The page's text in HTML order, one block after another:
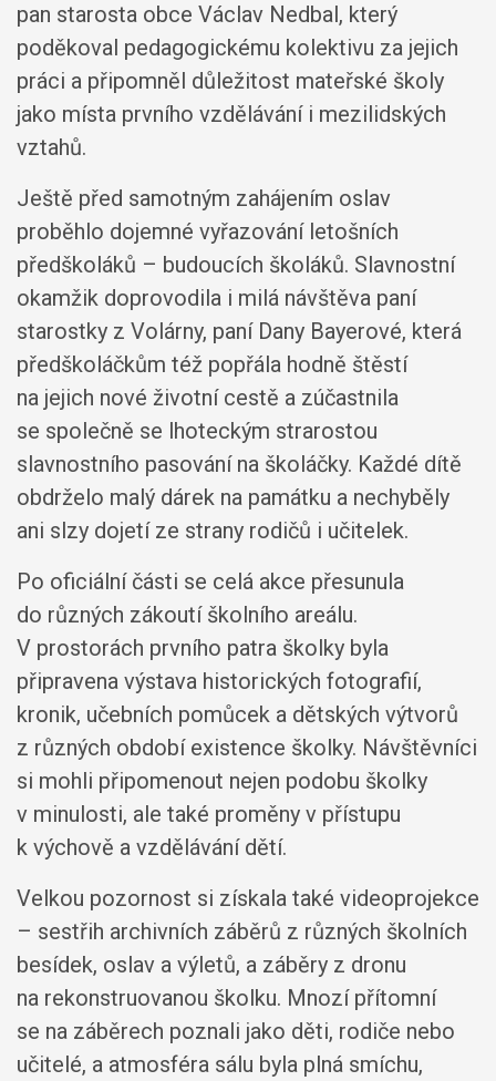
pan starosta obce Václav Nedbal, který
poděkoval pedagogickému kolektivu za jejich
práci a připomněl důležitost mateřské školy
jako místa prvního vzdělávání i mezilidských
vztahů.
Ještě před samotným zahájením oslav
proběhlo dojemné vyřazování letošních
předškoláků – budoucích školáků. Slavnostní
okamžik doprovodila i milá návštěva paní
starostky z Volárny, paní Dany Bayerové, která
předškoláčkům též popřála hodně štěstí
na jejich nové životní cestě a zúčastnila
se společně se lhoteckým strarostou
slavnostního pasování na školáčky. Každé dítě
obdrželo malý dárek na památku a nechyběly
ani slzy dojetí ze strany rodičů i učitelek.
Po oficiální části se celá akce přesunula
do různých zákoutí školního areálu.
V prostorách prvního patra školky byla
připravena výstava historických fotografií,
kronik, učebních pomůcek a dětských výtvorů
z různých období existence školky. Návštěvníci
si mohli připomenout nejen podobu školky
v minulosti, ale také proměny v přístupu
k výchově a vzdělávání dětí.
Velkou pozornost si získala také videoprojekce
– sestřih archivních záběrů z různých školních
besídek, oslav a výletů, a záběry z dronu
na rekonstruovanou školku. Mnozí přítomní
se na záběrech poznali jako děti, rodiče nebo
učitelé, a atmosféra sálu byla plná smíchu,